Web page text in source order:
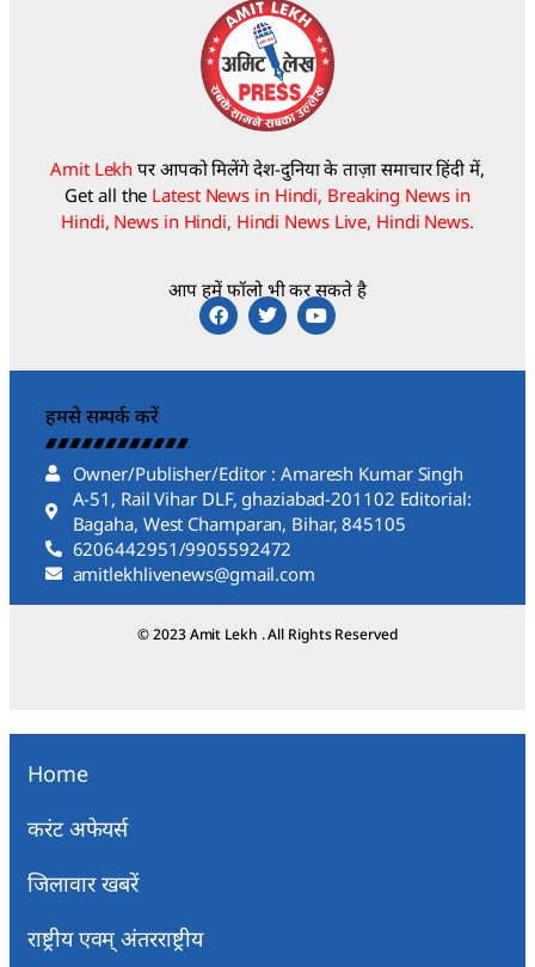
Amit Lekh पर आपको मिलेंगे देश-दुनिया के ताज़ा समाचार हिंदी में,
Get all the Latest News in Hindi, Breaking News in
Hindi, News in Hindi, Hindi News Live, Hindi News.
आप हमें फॉलो भी कर सकते है
हमसे सम्पर्क करें
Owner/Publisher/Editor : Amaresh Kumar Singh
A-51, Rail Vihar DLF, ghaziabad-201102 Editorial:
Bagaha, West Champaran, Bihar, 845105
6206442951/9905592472
amitlekhlivenews@gmail.com
© 2023 Amit Lekh . All Rights Reserved
Home
करंट अफेयर्स
जिलावार खबरें
राष्ट्रीय एवम् अंतरराष्ट्रीय